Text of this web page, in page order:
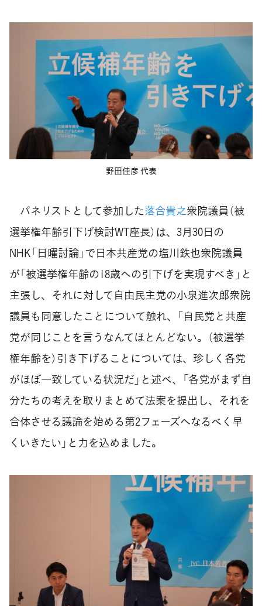
野田佳彦 代表
パネリストとして参加した落合貴之衆院議員（被
選挙権年齢引下げ検討WT座長）は、3月30日の
NHK「日曜討論」で日本共産党の塩川鉄也衆院議員
が「被選挙権年齢の18歳への引下げを実現すべき」と
主張し、それに対して自由民主党の小泉進次郎衆院
議員も同意したことについて触れ、「自民党と共産
党が同じことを言うなんてほとんどない。（被選挙
権年齢を）引き下げることについては、珍しく各党
がほぼ一致している状況だ」と述べ、「各党がまず自
分たちの考えを取りまとめて法案を提出し、それを
合体させる議論を始める第2フェーズへなるべく早
くいきたい」と力を込めました。